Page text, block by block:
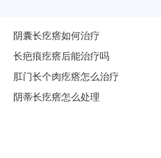
阴囊长疙瘩如何治疗
长疤痕疙瘩后能治疗吗
肛门长个肉疙瘩怎么治疗
阴蒂长疙瘩怎么处理